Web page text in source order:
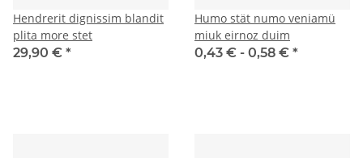
Hendrerit dignissim blandit
plita more stet
29,90 € *
Humo stät numo veniamü
miuk eirnoz duim
0,43 € - 0,58 € *